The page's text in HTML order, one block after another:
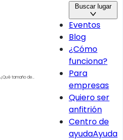
¿Qué tamaño de
Buscar lugar
Eventos
Blog
¿Cómo
funciona?
Para
empresas
Quiero ser
anfitrión
Centro de
ayudaAyuda